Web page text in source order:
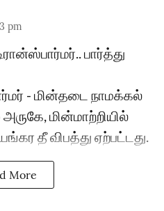
pm
பார்த்து
- மின்தடை நாமக்கல்
மின்மாற்றியில்
தீ விபத்து ஏற்பட்டது.
More